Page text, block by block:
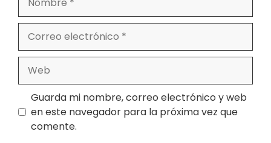
electrónico
Guarda mi nombre, correo electrónico y web
en este navegador para la próxima vez que
comente.